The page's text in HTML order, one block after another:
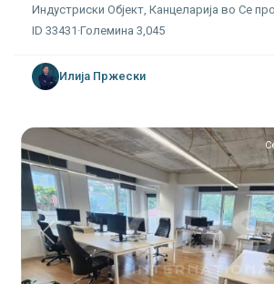
Индустриски Oбјект, Канцеларија во Се
ID 33431 ·Големина 3,045
Илија Пржески
Previous